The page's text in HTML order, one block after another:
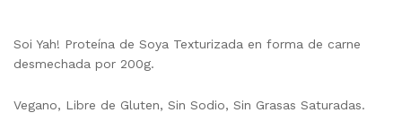
Soi Yah! Proteína de Soya Texturizada en forma de carne
desmechada por 200g.
Vegano, Libre de Gluten, Sin Sodio, Sin Grasas Saturadas.